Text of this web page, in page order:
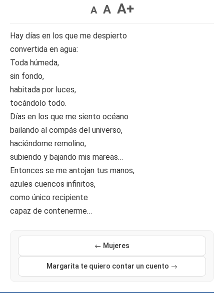
A A A+
Hay días en los que me despierto
convertida en agua:
Toda húmeda,
sin fondo,
habitada por luces,
tocándolo todo.
Días en los que me siento océano
bailando al compás del universo,
haciéndome remolino,
subiendo y bajando mis mareas…
Entonces se me antojan tus manos,
azules cuencos infinitos,
como único recipiente
capaz de contenerme…
← Mujeres
Margarita te quiero contar un cuento →